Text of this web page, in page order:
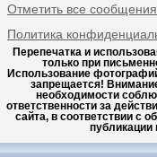
Отметить все
Политика